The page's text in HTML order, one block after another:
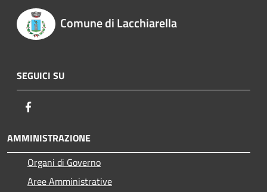
Comune di Lacchiarella
SEGUICI SU
AMMINISTRAZIONE
Organi di Governo
Aree Amministrative